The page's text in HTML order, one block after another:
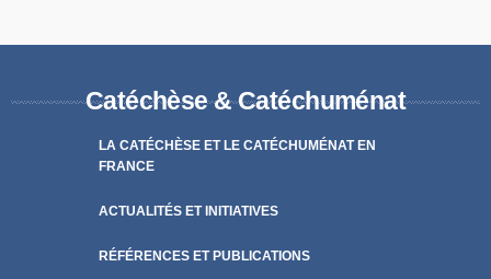
Catéchèse & Catéchuménat
LA CATÉCHÈSE ET LE CATÉCHUMÉNAT EN
FRANCE
ACTUALITÉS ET INITIATIVES
RÉFÉRENCES ET PUBLICATIONS